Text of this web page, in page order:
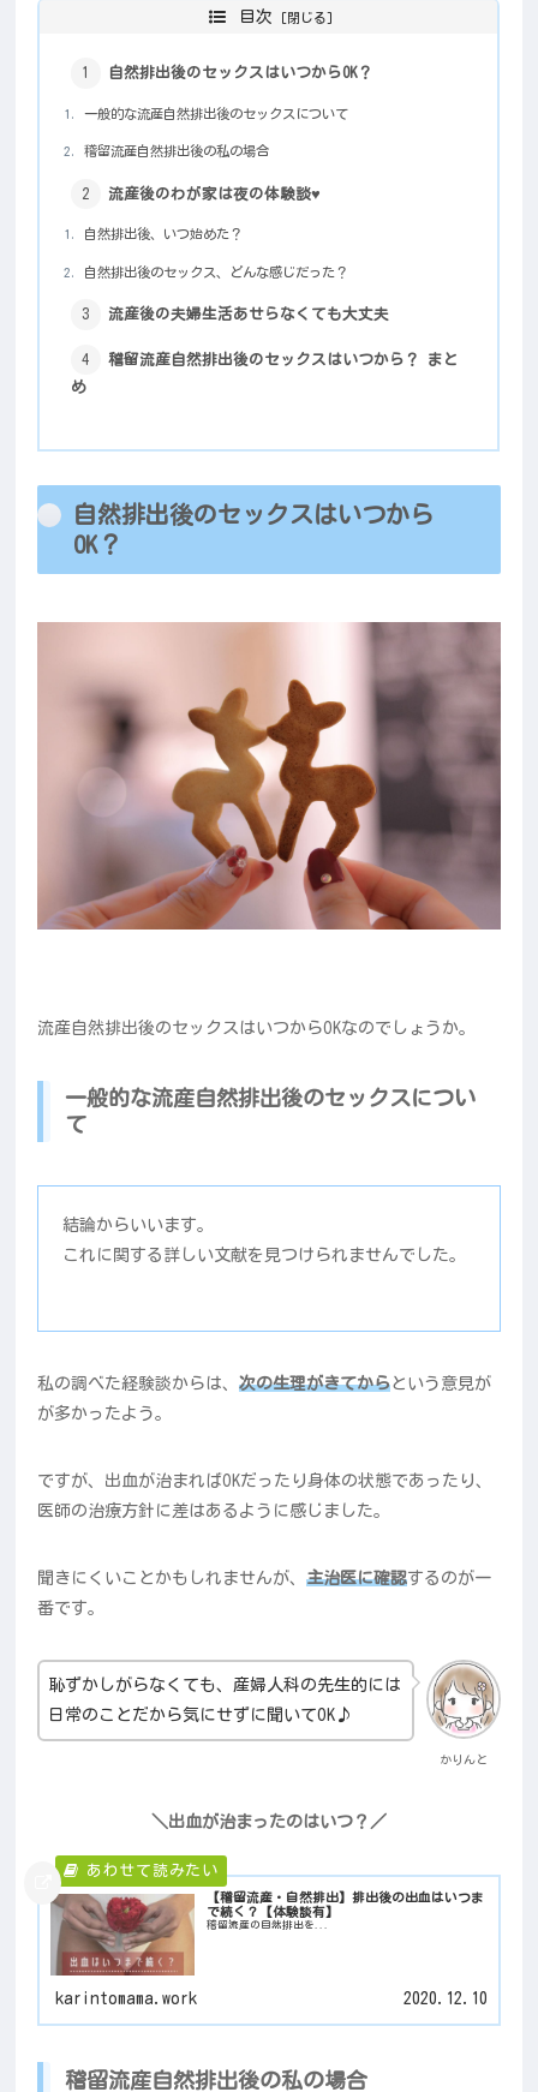
目次
自然排出後のセックスはいつからOK？
一般的な流産自然排出後のセックスについて
稽留流産自然排出後の私の場合
流産後のわが家は夜の体験談♥
自然排出後、いつ始めた？
自然排出後のセックス、どんな感じだった？
流産後の夫婦生活あせらなくても大丈夫
稽留流産自然排出後のセックスはいつから？ まと
め
自然排出後のセックスはいつから
OK？
流産自然排出後のセックスはいつからOKなのでしょうか。
一般的な流産自然排出後のセックスについ
て
結論からいいます。
これに関する詳しい文献を見つけられませんでした。
私の調べた経験談からは、次の生理がきてからという意見が
が多かったよう。
ですが、出血が治まればOKだったり身体の状態であったり、
医師の治療方針に差はあるように感じました。
聞きにくいことかもしれませんが、主治医に確認するのが一
番です。
かりんと
恥ずかしがらなくても、産婦人科の先生的には
日常のことだから気にせずに聞いてOK♪
＼出血が治まったのはいつ？／
【稽留流産・自然排出】排出後の出血はいつま
で続く？【体験談有】
稽留流産の自然排出を...
karintomama.work 2020.12.10
稽留流産自然排出後の私の場合